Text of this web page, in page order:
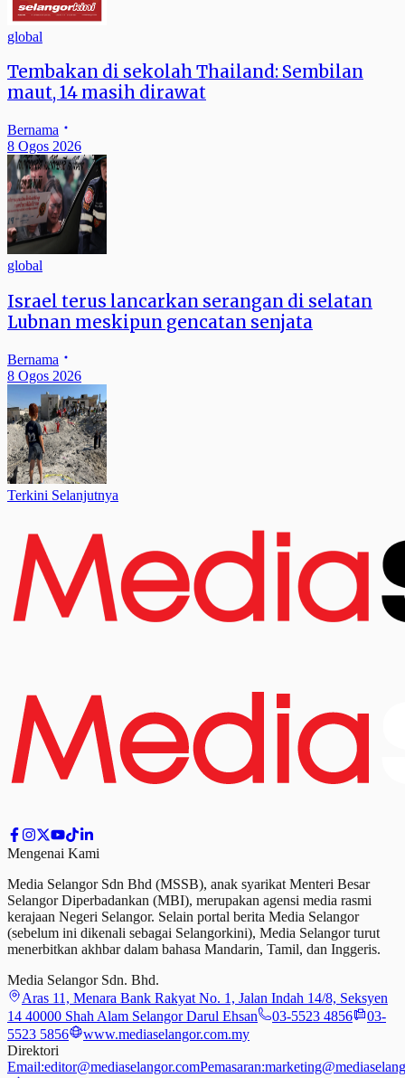
global
Tembakan di sekolah Thailand: Sembilan
maut, 14 masih dirawat
Bernama
8 Ogos 2026
global
Israel terus lancarkan serangan di selatan
Lubnan meskipun gencatan senjata
Bernama
8 Ogos 2026
Terkini Selanjutnya
Mengenai Kami
Media Selangor Sdn Bhd (MSSB), anak syarikat Menteri Besar
Selangor Diperbadankan (MBI), merupakan agensi media rasmi
kerajaan Negeri Selangor. Selain portal berita Media Selangor
(sebelum ini dikenali sebagai Selangorkini), Media Selangor turut
menerbitkan akhbar dalam bahasa Mandarin, Tamil, dan Inggeris.
Media Selangor Sdn. Bhd.
Aras 11, Menara Bank Rakyat No. 1, Jalan Indah 14/8, Seksyen
14 40000 Shah Alam Selangor Darul Ehsan
03-5523 4856
03-
5523 5856
www.mediaselangor.com.my
Direktori
Email:editor@mediaselangor.comPemasaran: